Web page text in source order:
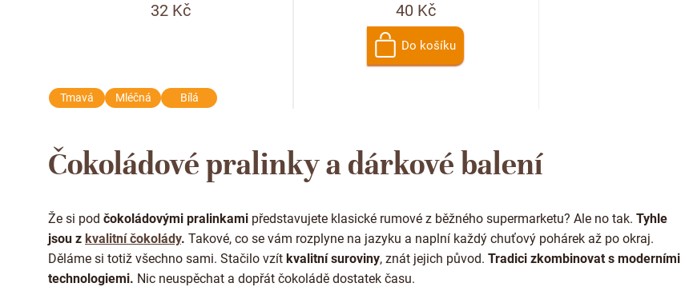
t
u
t
ů
32 Kč
Tmavá Mléčná Bílá
40 Kč
Do košíku
l
á
c
í
p
r
Čokoládové pralinky a dárkové balení
Že si pod čokoládovými pralinkami představujete klasické rumové z běžného supermarketu? Ale no tak. Tyhle
jsou z kvalitní čokolády. Takové, co se vám rozplyne na jazyku a naplní každý chuťový pohárek až po okraj.
Děláme si totiž všechno sami. Stačilo vzít kvalitní suroviny, znát jejich původ. Tradici zkombinovat s moderními
technologiemi. Nic neuspěchat a dopřát čokoládě dostatek času.